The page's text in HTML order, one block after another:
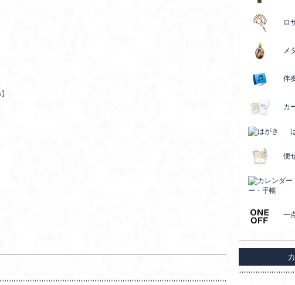
ロ
メ
伴
カ
便
ー・手帳
一